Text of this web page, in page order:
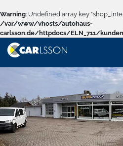
Warning: Undefined array key
/var/www/vhosts/autohaus-
carlsson.de/httpdocs/ELN_711/